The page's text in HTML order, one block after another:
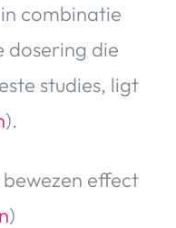
combinatie
dosering die
studies, ligt
).
effect
)